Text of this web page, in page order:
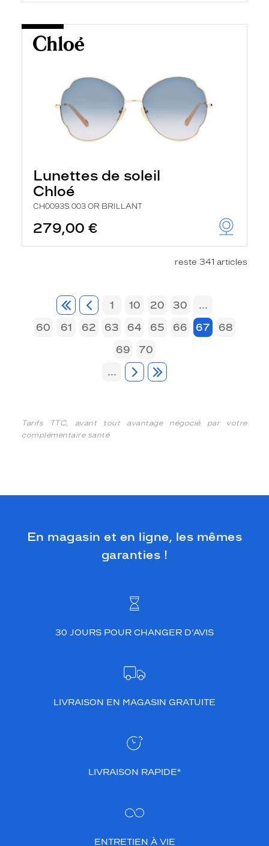
Lunettes de soleil
Chloé
CH0093S 003 OR BRILLANT
279,00 €
reste 341 articles
1 10 20 30
...
60
61 62 63 64 65 66 67
68
69
70
...
Tarifs TTC, avant tout avantage négocié par votre
complémentaire santé
En magasin et en ligne, les mêmes
garanties !
30 JOURS POUR CHANGER D’AVIS
LIVRAISON EN MAGASIN GRATUITE
LIVRAISON RAPIDE*
ENTRETIEN À VIE